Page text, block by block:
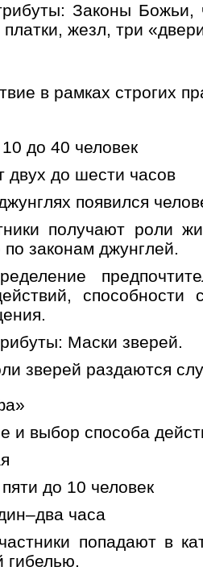
Законы Божьи,
жезл, три
в рамках строгих
до 40 человек
двух до шести часов
появился
получают роли
законам джунглей.
способности
Маски зверей.
зверей раздаются
и выбор способа
до 10 человек
часа
попадают в
гибелью.